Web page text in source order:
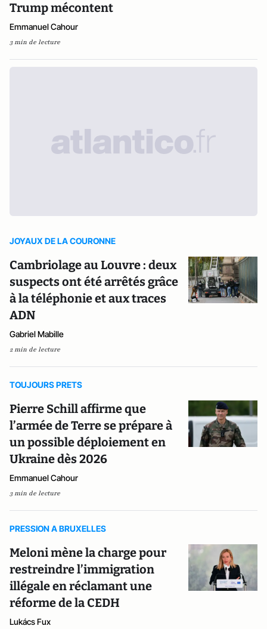
Trump mécontent
Emmanuel Cahour
3 min de lecture
JOYAUX DE LA COURONNE
Cambriolage au Louvre : deux
suspects ont été arrêtés grâce
à la téléphonie et aux traces
ADN
Gabriel Mabille
2 min de lecture
TOUJOURS PRETS
Pierre Schill affirme que
l’armée de Terre se prépare à
un possible déploiement en
Ukraine dès 2026
Emmanuel Cahour
3 min de lecture
PRESSION A BRUXELLES
Meloni mène la charge pour
restreindre l’immigration
illégale en réclamant une
réforme de la CEDH
Lukács Fux